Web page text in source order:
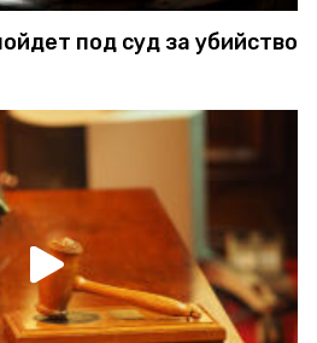
под суд за убийство